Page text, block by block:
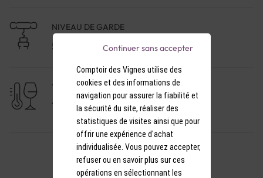
NIVEAU DE GARDE
5 à 10 ans
TEMPÉRATURE DE SERVICE
17-18°C
Comptoir des Vignes utilise des
cookies et des informations de
navigation pour assurer la fiabilité et
la sécurité du site, réaliser des
statistiques de visites ainsi que pour
offrir une expérience d'achat
individualisée. Vous pouvez accepter,
refuser ou en savoir plus sur ces
opérations en sélectionnant les
Continuer sans accepter